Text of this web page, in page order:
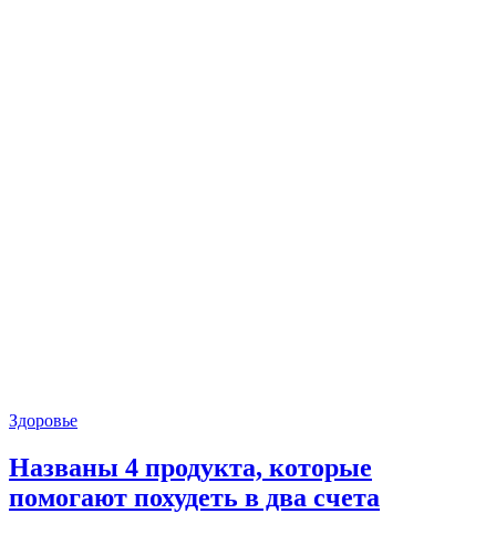
Здоровье
Названы 4 продукта, которые
помогают похудеть в два счета